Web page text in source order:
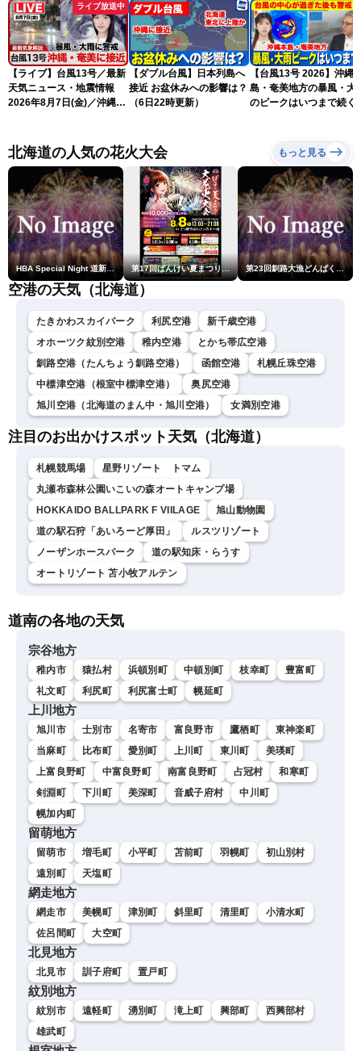
ライブ放送中
【ライブ】台風13号／最新
天気ニュース・地震情報
2026年8月7日(金)／沖縄・
スLiVEモーニング・松本真
央／有賀哲夫〉
【ダブル台風】日本列島へ
接近 お盆休みへの影響は？
（6日22時更新）
【台風13号 2026】沖縄
島・奄美地方の暴風・大
のピークはいつまで続く
北海道の人気の花火大会 もっと見る
HBA Special Night 道新・秋華火（はなび） 第17回ばんけい夏まつり大花火大会 第23回釧路大漁どんぱく花火大会 ～道新・光と音のファンタジー～
空港の天気（北海道）
たきかわスカイパーク 利尻空港
新千歳空港
オホーツク紋別空港
稚内空港
とかち帯広空港
釧路空港（たんちょう釧路空港）
函館空港
札幌丘珠空港
中標津空港（根室中標津空港）
奥尻空港
旭川空港（北海道のまん中・旭川空港）
女満別空港
注目のお出かけスポット天気（北海道）
札幌競馬場
星野リゾート トマム
丸瀬布森林公園いこいの森オートキャンプ場
HOKKAIDO BALLPARK F VIILAGE
旭山動物園
道の駅石狩「あいろーど厚田」
ルスツリゾート
ノーザンホースパーク
道の駅知床・らうす
オートリゾート 苫小牧アルテン
道南の各地の天気
宗谷地方
稚内市 猿払村 浜頓別町 中頓別町 枝幸町
豊富町
礼文町
利尻町 利尻富士町 幌延町
上川地方
旭川市 士別市 名寄市 富良野市 鷹栖町
東神楽町
当麻町
比布町 愛別町 上川町 東川町
美瑛町
上富良野町
中富良野町 南富良野町 占冠村
和寒町
剣淵町
下川町 美深町 音威子府村
中川町
幌加内町
留萌地方
留萌市 増毛町 小平町 苫前町 羽幌町
初山別村
遠別町
天塩町
網走地方
網走市 美幌町 津別町 斜里町 清里町
小清水町
佐呂間町
大空町
北見地方
北見市 訓子府町 置戸町
紋別地方
紋別市 遠軽町 湧別町 滝上町 興部町
西興部村
雄武町